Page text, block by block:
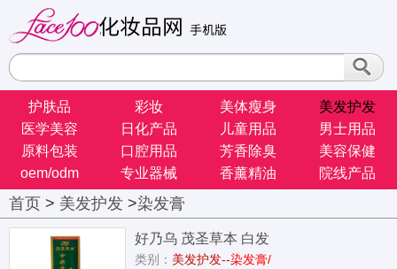
护肤品 彩妆 美体瘦身
美发护发
医学美容
日化产品 儿童用品
男士用品
原料包装
口腔用品 芳香除臭
美容保健
oem/odm
专业器械 香薰精油 院线产品
首页 > 美发护发 >染发膏
好乃乌 茂圣草本 白发
转黑多
类别： 美发护发--染发膏/